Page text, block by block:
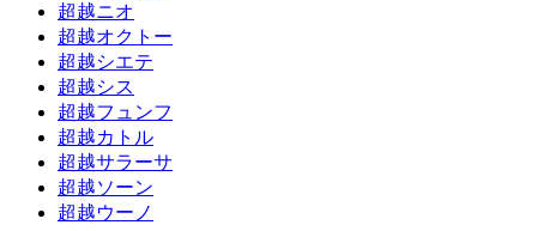
超越ニオ
超越オクトー
超越シエテ
超越シス
超越フュンフ
超越カトル
超越サラーサ
超越ソーン
超越ウーノ